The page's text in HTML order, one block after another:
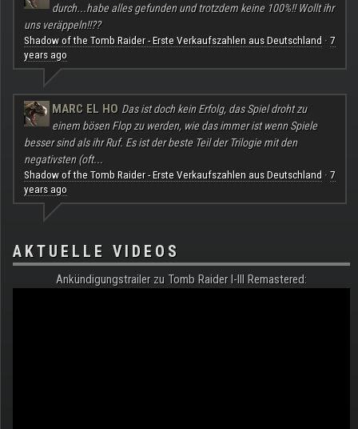
durch...habe alles gefunden und trotzdem keine 100%!! Wollt ihr
uns veräppeln!!??
Shadow of the Tomb Raider - Erste Verkaufszahlen aus Deutschland · 7
years ago
MARC EL HO Das ist doch kein Erfolg, das Spiel droht zu
einem bösen Flop zu werden, wie das immer ist wenn Spiele
besser sind als ihr Ruf. Es ist der beste Teil der Trilogie mit den
negativsten (oft...
Shadow of the Tomb Raider - Erste Verkaufszahlen aus Deutschland · 7
years ago
AKTUELLE VIDEOS
Ankündigungstrailer zu Tomb Raider I-III Remastered: